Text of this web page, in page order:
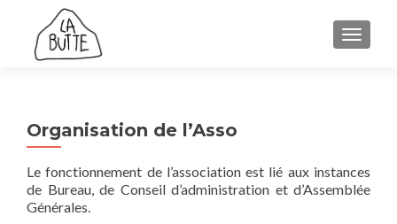
Organisation de l’Asso
Le fonctionnement de l’association est lié aux instances
de Bureau, de Conseil d’administration et d’Assemblée
Générales.